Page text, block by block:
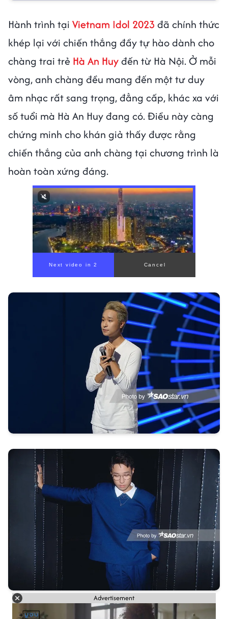
Hành trình tại Vietnam Idol 2023 đã chính thức
khép lại với chiến thắng đầy tự hào dành cho
chàng trai trẻ Hà An Huyđến từ Hà Nội. Ở mỗi
vòng, anh chàng đều mang đến một tư duy
âm nhạc rất sang trọng, đẳng cấp, khác xa với
số tuổi mà Hà An Huy đang có. Điều này càng
chứng minh cho khán giả thấy được rằng
chiến thắng của anh chàng tại chương trình là
hoàn toàn xứng đáng.
Advertisement